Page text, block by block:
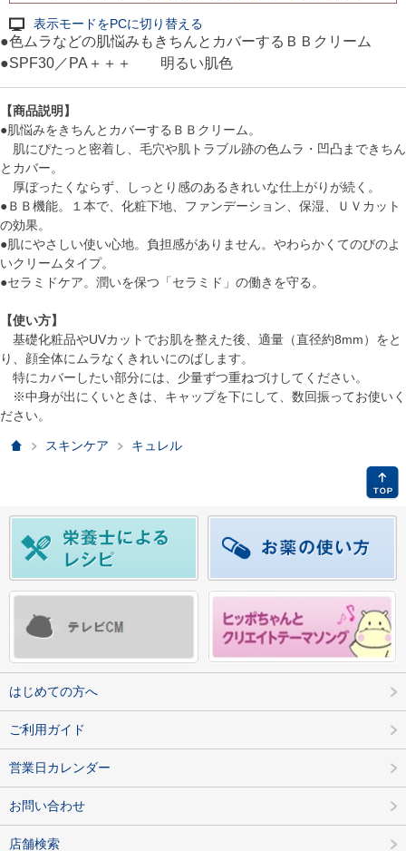
表示モードをPCに切り替える
●色ムラなどの肌悩みもきちんとカバーするＢＢクリーム
●SPF30／PA＋＋＋ 明るい肌色
【商品説明】
●肌悩みをきちんとカバーするＢＢクリーム。
肌にぴたっと密着し、毛穴や肌トラブル跡の色ムラ・凹凸まできちん
とカバー。
厚ぼったくならず、しっとり感のあるきれいな仕上がりが続く。
●ＢＢ機能。１本で、化粧下地、ファンデーション、保湿、ＵＶカット
の効果。
●肌にやさしい使い心地。負担感がありません。やわらかくてのびのよ
いクリームタイプ。
●セラミドケア。潤いを保つ「セラミド」の働きを守る。
【使い方】
基礎化粧品やUVカットでお肌を整えた後、適量（直径約8mm）をと
り、顔全体にムラなくきれいにのばします。
特にカバーしたい部分には、少量ずつ重ねづけしてください。
※中身が出にくいときは、キャップを下にして、数回振ってお使いく
ださい。
ホームスキンケア キュレル
はじめての方へ
ご利用ガイド
営業日カレンダー
お問い合わせ
店舗検索